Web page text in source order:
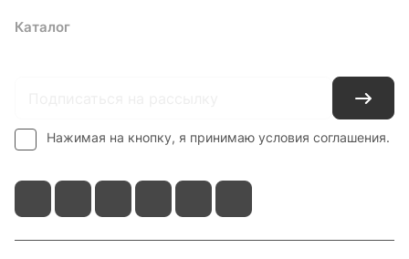
Каталог
Нажимая на кнопку, я принимаю условия соглашения.